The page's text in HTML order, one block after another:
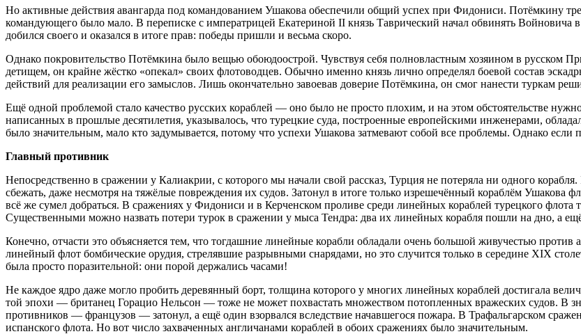
Но активные действия авангарда под командованием Ушакова обеспечили общий успех при Фидониси. Потёмкину
командующего было мало. В переписке с императрицей Екатериной II князь Таврический начал обвинять Войновича
добился своего и оказался в итоге прав: победы пришли и весьма скоро.
Однако покровительство Потёмкина было вещью обоюдоострой. Чувствуя себя полновластным хозяином в русском
детищем, он крайне жёстко «опекал» своих флотоводцев. Обычно именно князь лично определял боевой состав
действий для реализации его замыслов. Лишь окончательно завоевав доверие Потёмкина, он смог нанести туркам
Ещё одной проблемой стало качество русских кораблей — оно было не просто плохим, и на этом обстоятельстве
написанных в прошлые десятилетия, указывалось, что турецкие суда, построенные европейскими инженерами,
было значительным, мало кто задумывается, потому что успехи Ушакова затмевают собой все проблемы. Однако если
Главный противник
Непосредственно в сражении у Калиакрии, с которого мы начали свой рассказ, Турция не потеряла ни одного
сбежать, даже несмотря на тяжёлые повреждения их судов. Затонул в итоге только изрешечённый кораблём Ушакова
всё же сумел добраться. В сражениях у Фидониси и в Керченском проливе среди линейных кораблей турецкого флота
Существенными можно назвать потери турок в сражении у мыса Тендра: два их линейных корабля пошли на дно, а
Конечно, отчасти это объясняется тем, что тогдашние линейные корабли обладали очень большой живучестью
линейный флот бомбические орудия, стрелявшие разрывными снарядами, но это случится только в середине XIX
была просто поразительной: они порой держались часами!
Не каждое ядро даже могло пробить деревянный борт, толщина которого у многих линейных кораблей достигала
той эпохи — британец Горацио Нельсон — тоже не может похвастать множеством потопленных вражеских судов. В
противников — французов — затонул, а ещё один взорвался вследствие начавшегося пожара. В Трафальгарском
испанского флота. Но вот число захваченных англичанами кораблей в обоих сражениях было значительным.